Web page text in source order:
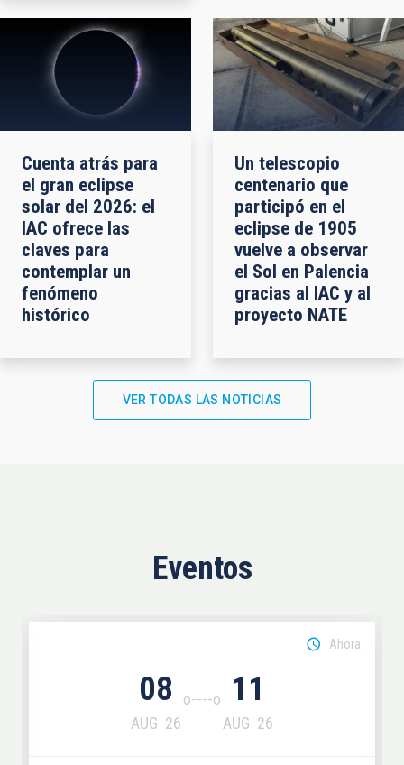
Cuenta atrás para
el gran eclipse
solar del 2026: el
IAC ofrece las
claves para
contemplar un
fenómeno
histórico
Un telescopio
centenario que
participó en el
eclipse de 1905
vuelve a observar
el Sol en Palencia
gracias al IAC y al
proyecto NATE
VER TODAS LAS NOTICIAS
Eventos
08
AUG 26
11
AUG 26
Ahora